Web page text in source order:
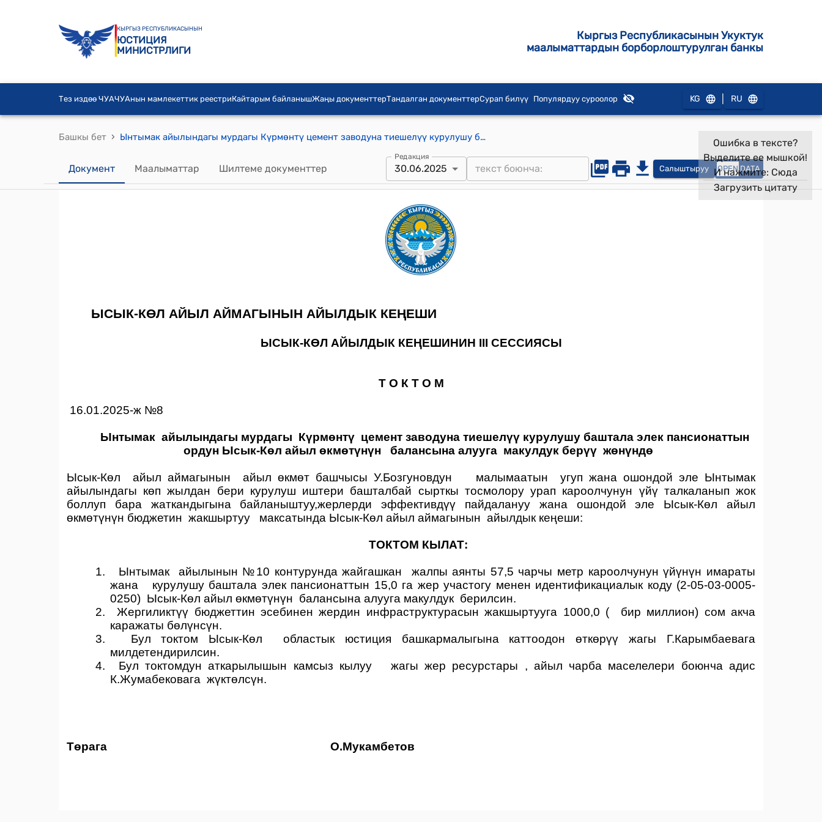
КЫРГЫЗ РЕСПУБЛИКАСЫНЫН
ЮСТИЦИЯ
МИНИСТРЛИГИ
Кыргыз Республикасынын Укуктук
маалыматтардын борборлоштурулган банкы
Тез издөө ЧУАЧУАнын мамлекеттик реестриКайтарым байланышЖаңы документтерТандалган документтерСурап билүү Популярдуу суроолор KG RU
Башкы бет › Ынтымак айылындагы мурдагы Күрмөнтү цемент заводуна тиешелүү курулушу баштала элек пансионаттын ордун Ысык-Көл айыл өкмөтүнүн балансына алууга макулдук берүү жөнүндө Ысык-Көл айыл аймагынын жергиликтүү кенешинин токтому
Документ Маалыматтар Шилтеме документтер
Редакция
30.06.2025 Салыштыруу OPEN DATA
Ошибка в тексте?
Выделите ее мышкой!
И нажмите: Сюда
Загрузить цитату